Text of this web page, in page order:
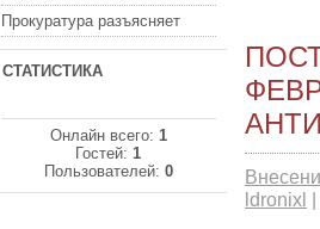
Прокуратура разъясняет
СТАТИСТИКА
Онлайн всего: 1
Гостей:1
Пользователей: 0
ldronixl |